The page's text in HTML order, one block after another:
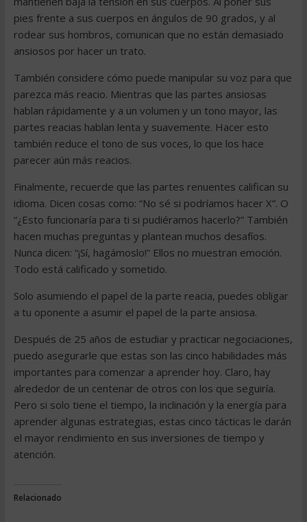
pies frente a sus cuerpos en ángulos de 90 grados, y al
rodear sus hombros, comunican que no están demasiado
ansiosos por hacer un trato.
También considere cómo puede manipular su voz para que
parezca más reacio. Mientras que las partes ansiosas
hablan rápidamente y a un volumen y un tono mayor, las
partes reacias hablan lenta y suavemente. Hacer esto
también reduce el tono de sus voces, lo que los hace
parecer aún más reacios.
Finalmente, recuerde que las partes renuentes califican su
idioma. Dicen cosas como: “No sé si podríamos hacer X”. O
“¿Esto funcionaría para ti si pudiéramos hacerlo?” También
hacen muchas preguntas y plantean muchos desafíos.
Nunca dicen: “¡Sí, hagámoslo!” Ellos no muestran emoción.
Todo está calificado y sometido.
Solo asumiendo el papel de la parte reacia, puedes obligar
a tu oponente a asumir el papel de la parte ansiosa.
Después de 25 años de estudiar y practicar negociaciones,
puedo asegurarle que estas son las cinco habilidades más
importantes para comenzar a aprender hoy. Claro, hay
alrededor de un centenar de otros con los que seguiría.
Pero si solo tiene el tiempo, la inclinación y la energía para
aprender algunas estrategias, estas cinco tácticas le darán
el mayor rendimiento en sus inversiones de tiempo y
atención.
Relacionado